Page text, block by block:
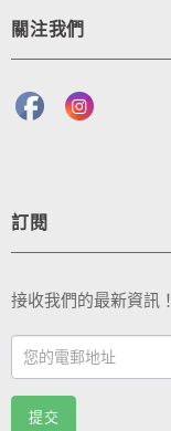
關注我們
訂閱
接收我們的最新資訊！
Footer
Email
Sub
(TC)
提交